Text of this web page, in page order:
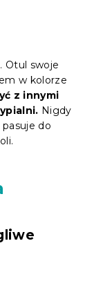
Otul swoje
w kolorze
z innymi
Nigdy
pasuje do